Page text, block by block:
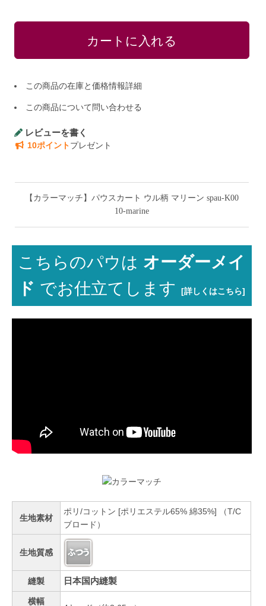
この商品の在庫と価格情報詳細
この商品について問い合わせる
レビューを書く
10ポイントプレゼント
【カラーマッチ】パウスカート ウル柄 マリーン spau-K00
10-marine
こちらのパウは オーダーメイ
ド でお仕立てします[詳しくはこちら]
生地素材
ポリ/コットン [ポリエステル65% 綿35%] （T/C
ブロード）
生地質感
縫製 日本国内縫製
横幅